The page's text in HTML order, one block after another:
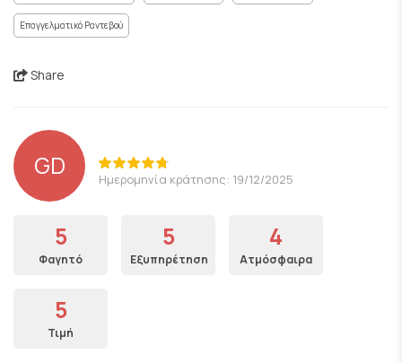
Επαγγελματικό Ραντεβού
Share
GD Ημερομηνία κράτησης: 19/12/2025
5
Φαγητό
5
Εξυπηρέτηση
4
Ατμόσφαιρα
5
Τιμή